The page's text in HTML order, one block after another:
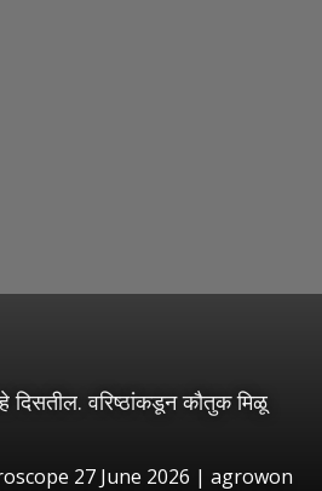
दिसतील. वरिष्ठांकडून कौतुक मिळू
27 June 2026 | agrowon